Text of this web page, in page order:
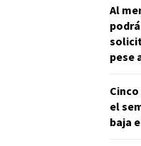
Al
pese
el
baja